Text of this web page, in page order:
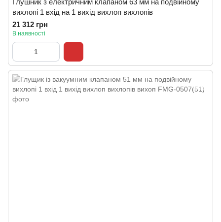
Глушник з електричним клапаном 63 мм на подвійному
вихлопі 1 вхід на 1 вихід вихлоп вихлопів
21 312 грн
В наявності